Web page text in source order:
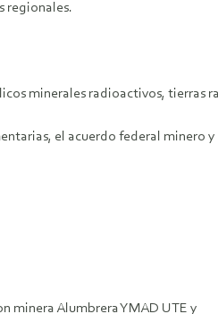
regionales.
minerales radioactivos, tierras
el acuerdo federal
minera Alumbrera YMAD UTE y